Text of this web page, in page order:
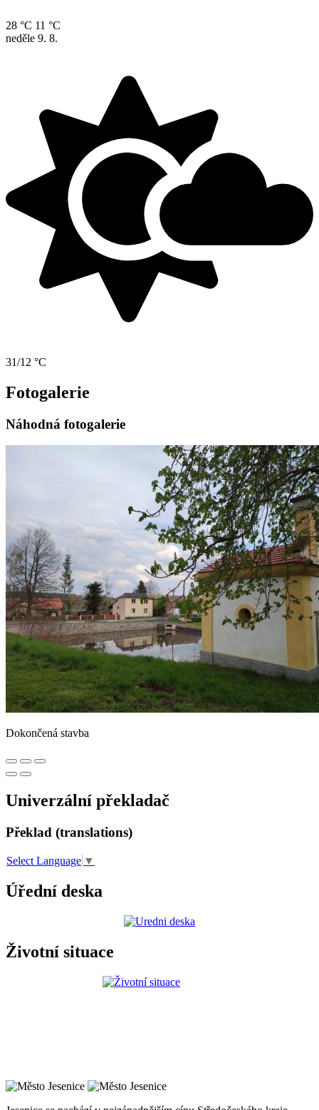
28 °C 11 °C
neděle 9. 8.
31/12 °C
Fotogalerie
Náhodná fotogalerie
Dokončená stavba
Univerzální překladač
Překlad (translations)
Select Language ▼
Úřední deska
Životní situace